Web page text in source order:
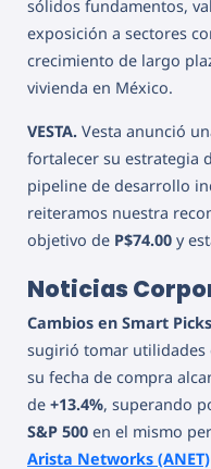
sólidos fundamentos,
exposición a sectores
crecimiento de largo
vivienda en México.
VESTA. Vesta anunció
fortalecer su estrategia
pipeline de desarrollo
reiteramos nuestra
objetivo de P$74.00 y
Noticias
Cambios en Smart
sugirió tomar utilidades
su fecha de compra
de +13.4%, superando
S&P 500 en el mismo
Arista Networks (ANET)